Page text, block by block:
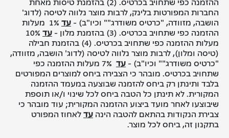
החברות המפורטות בלינק, לרבות מוצר נלווה לטיסה (לדוג'
הושבה, מזוודה, "כרטיס משודרג"" וכיו"ב) - עד
1% מעלות
ההזמנה כפי שתחויב בכרטיס. (3) בהזמנת מלון -
עד 10%
מעלות ההזמנה כפי שתחויב בכרטיס. (4) בהזמנת חבילה
(טיסה ומלון), לרבות מוצר נלווה לטיסה (לדוג' הושבה, מזוודה,
"כרטיס משודרג"" וכיו"ב) - עד
7% מעלות ההזמנה כפי
שתחויב בכרטיס. מובהר כי הצבירה ביחס למוצרים המפורטים
בלבד ותינתן רק ביחס להזמנה שבוצעה במעמד ההזמנה
המקורית. לא תינתן כל הטבה ביחס לכל שינוי ו/או תוספת
שיבוצעו לאחר מועד ביצוע ההזמנה המקורית; עוד מובהר כי
צבירת הנקודות בהתאם להטבה הינה עדלאחוז המפורט
בתקנון זה, ביחס לכל מוצר.